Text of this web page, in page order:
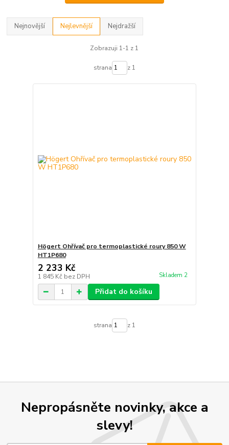
Nejnovější Nejlevnější Nejdražší
Zobrazuji 1-1 z 1
strana z 1
Högert Ohřívač pro termoplastické roury 850 W
HT1P680
2 233 Kč
1 845 Kč bez DPH Skladem 2
Přidat do košíku
strana z 1
Nepropásněte novinky, akce a
slevy!